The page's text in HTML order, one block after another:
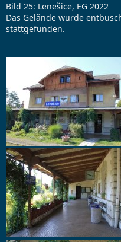
Bild 25: Lenešice, EG 2022
Das Gelände wurde
stattgefunden.